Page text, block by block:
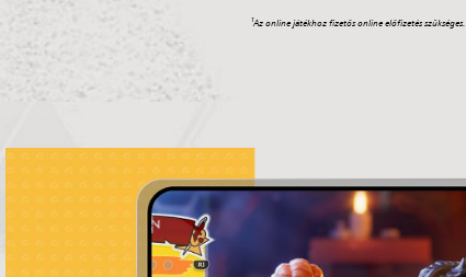
1Az online játékhoz fizetős online előfizetés szükséges.